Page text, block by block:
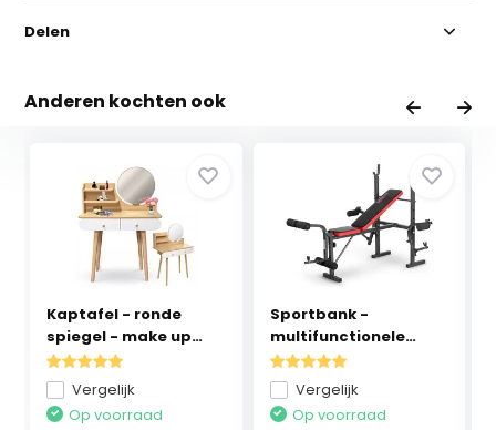
Delen
Anderen kochten ook
Kaptafel - ronde
spiegel - make up
ta...
Vergelijk
Op voorraad
Sportbank -
multifunctionele
halterba...
Vergelijk
Op voorraad